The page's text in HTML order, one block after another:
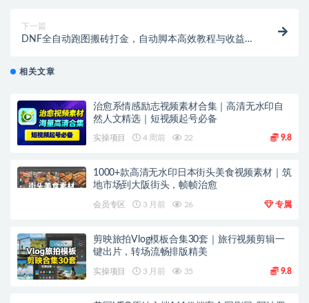
下一篇
DNF全自动跑图搬砖打金，自动脚本高效教程与收益指
相关文章
治愈系情感励志视频素材合集｜高清无水印自
然人文精选｜短视频起号必备
实操项目 4 周前 22 9.8
1000+款高清无水印日本街头美食视频素材｜筑
地市场到大阪街头，帧帧治愈
会员专区 3 月前 26 专属
剪映旅拍Vlog模板合集30套｜旅行视频剪辑一
键出片，转场流畅排版精美
实操项目 3 月前 35 9.8